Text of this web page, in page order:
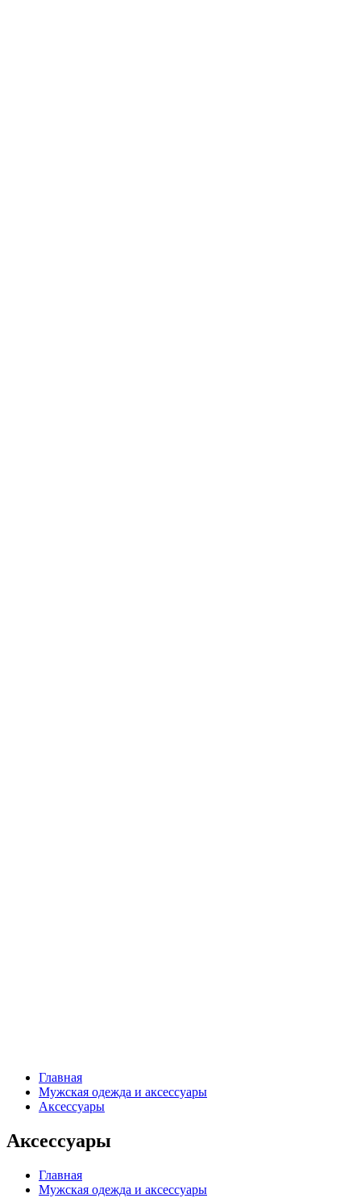
Главная
Мужская одежда и аксессуары
Аксессуары
Аксессуары
Главная
Мужская одежда и аксессуары